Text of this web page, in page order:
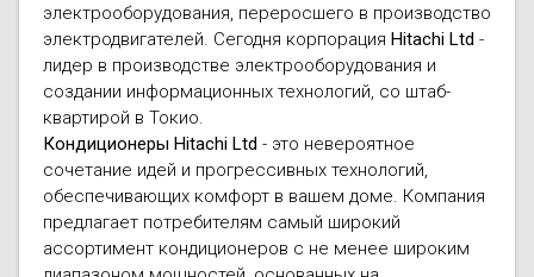
электрооборудования, переросшего в производство
электродвигателей. Сегодня корпорация Hitachi Ltd -
лидер в производстве электрооборудования и
создании информационных технологий, со штаб-
квартирой в Токио.
Кондиционеры Hitachi Ltd - это невероятное
сочетание идей и прогрессивных технологий,
обеспечивающих комфорт в вашем доме. Компания
предлагает потребителям самый широкий
ассортимент кондиционеров с не менее широким